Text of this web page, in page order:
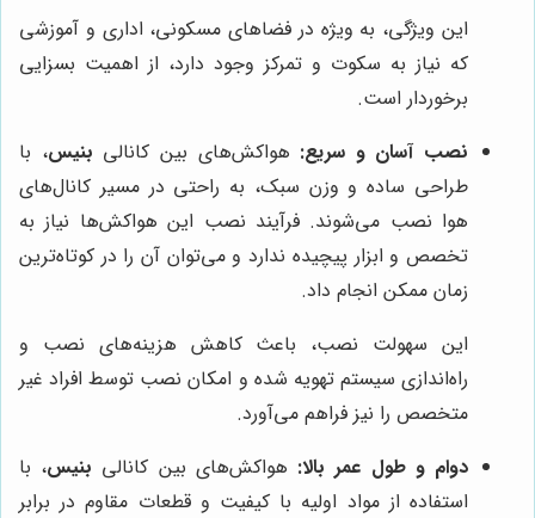
این ویژگی، به ویژه در فضاهای مسکونی، اداری و آموزشی
که نیاز به سکوت و تمرکز وجود دارد، از اهمیت بسزایی
برخوردار است.
نصب آسان و سریع: هواکش‌های بین کانالی بنیس، با
طراحی ساده و وزن سبک، به راحتی در مسیر کانال‌های
هوا نصب می‌شوند. فرآیند نصب این هواکش‌ها نیاز به
تخصص و ابزار پیچیده ندارد و می‌توان آن را در کوتاه‌ترین
زمان ممکن انجام داد.
این سهولت نصب، باعث کاهش هزینه‌های نصب و
راه‌اندازی سیستم تهویه شده و امکان نصب توسط افراد غیر
متخصص را نیز فراهم می‌آورد.
دوام و طول عمر بالا: هواکش‌های بین کانالی بنیس، با
استفاده از مواد اولیه با کیفیت و قطعات مقاوم در برابر